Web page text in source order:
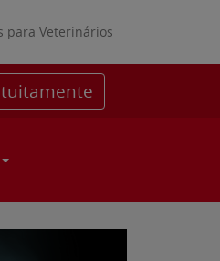
para Veterinários